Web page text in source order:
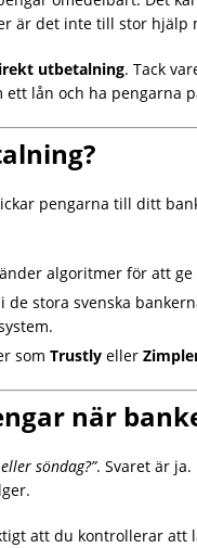
är det inte till stor
utbetalning. Tack
lån och ha
pengarna till ditt
algoritmer för att
stora svenska
som Trustly eller
när
söndag?”. Svaret är
att du kontrollerar